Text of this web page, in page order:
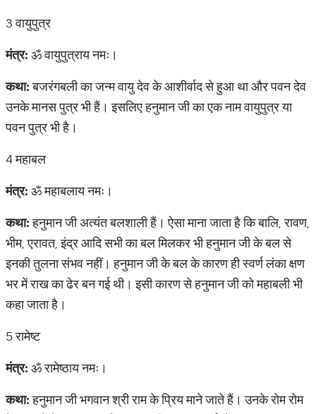
3 वायुपुत्र
मंत्र: ॐ वायुपुत्राय नमः।
कथा:बजरंगबली का जन्म वायु देव के आशीर्वाद से हुआ था और पवन देव
उनके मानस पुत्र भी हैं। इसलिए हनुमान जी का एक नाम वायुपुत्र या
पवन पुत्र भी है।
4 महाबल
मंत्र: ॐ महाबलाय नमः।
कथा:हनुमान जी अत्यंत बलशाली हैं। ऐसा माना जाता है कि बालि, रावण,
भीम, एरावत, इंद्र आदि सभी का बल मिलकर भी हनुमान जी के बल से
इनकी तुलना संभव नहीं। हनुमान जी के बल के कारण ही स्वर्ण लंका क्षण
भर में राख का ढेर बन गई थी। इसी कारण से हनुमान जी को महाबली भी
कहा जाता है।
5 रामेष्ट
मंत्र: ॐ रामेष्ठाय नमः।
कथा:हनुमान जी भगवान श्री राम के प्रिय माने जाते हैं। उनके रोम रोम